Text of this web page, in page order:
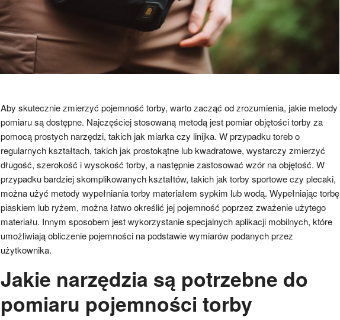
Aby skutecznie zmierzyć pojemność torby, warto zacząć od zrozumienia, jakie metody
pomiaru są dostępne. Najczęściej stosowaną metodą jest pomiar objętości torby za
pomocą prostych narzędzi, takich jak miarka czy linijka. W przypadku toreb o
regularnych kształtach, takich jak prostokątne lub kwadratowe, wystarczy zmierzyć
długość, szerokość i wysokość torby, a następnie zastosować wzór na objętość. W
przypadku bardziej skomplikowanych kształtów, takich jak torby sportowe czy plecaki,
można użyć metody wypełniania torby materiałem sypkim lub wodą. Wypełniając torbę
piaskiem lub ryżem, można łatwo określić jej pojemność poprzez zważenie użytego
materiału. Innym sposobem jest wykorzystanie specjalnych aplikacji mobilnych, które
umożliwiają obliczenie pojemności na podstawie wymiarów podanych przez
użytkownika.
Jakie narzędzia są potrzebne do
pomiaru pojemności torby